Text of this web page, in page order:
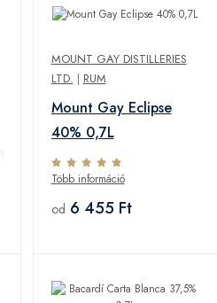
MOUNT GAY DISTILLERIES
LTD. | RUM
Mount Gay Eclipse
40% 0,7L
Több információ
od 6 455 Ft